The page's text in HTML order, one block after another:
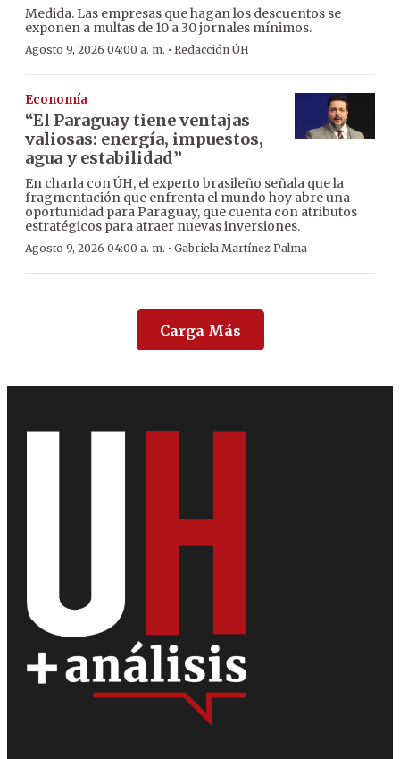
Medida. Las empresas que hagan los descuentos se
exponen a multas de 10 a 30 jornales mínimos.
Agosto 9, 2026 04:00 a. m. · Redacción ÚH
Economía
“El Paraguay tiene ventajas
valiosas: energía, impuestos,
agua y estabilidad”
En charla con ÚH, el experto brasileño señala que la
fragmentación que enfrenta el mundo hoy abre una
oportunidad para Paraguay, que cuenta con atributos
estratégicos para atraer nuevas inversiones.
Agosto 9, 2026 04:00 a. m. · Gabriela Martínez Palma
Carga Más